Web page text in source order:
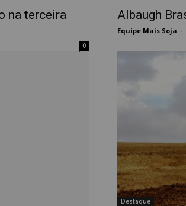
na terceira
0
Albaugh
Equipe Mais Soja
Destaque